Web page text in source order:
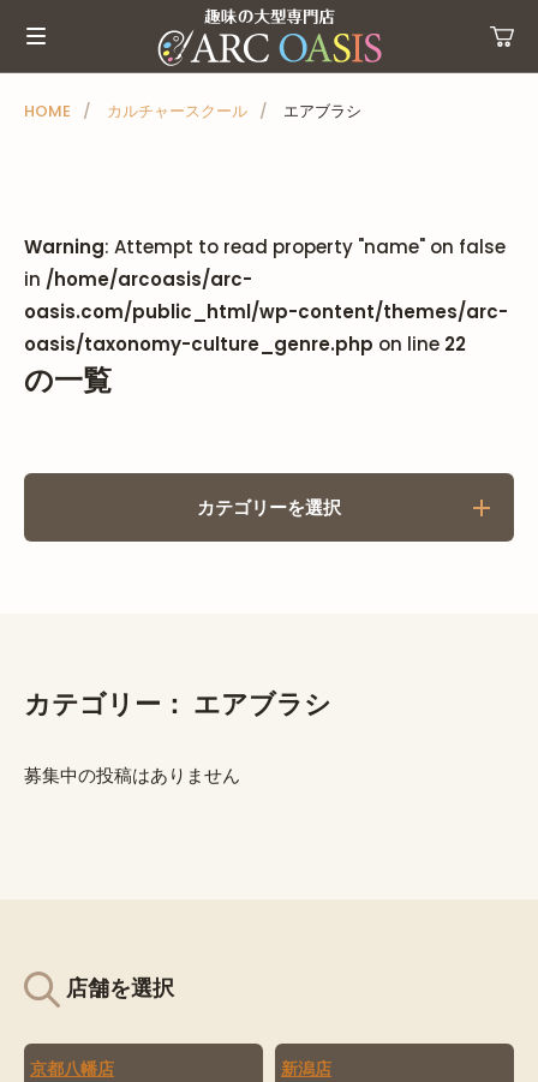
ュ
HOME カルチャースクール エアブラシ
Warning: Attempt to read property "name" on false
in /home/arcoasis/arc-
oasis.com/public_html/wp-content/themes/arc-
oasis/taxonomy-culture_genre.php on line 22
の一覧
カテゴリーを選択
カテゴリー： エアブラシ
募集中の投稿はありません
店舗を選択
京都八幡店 新潟店